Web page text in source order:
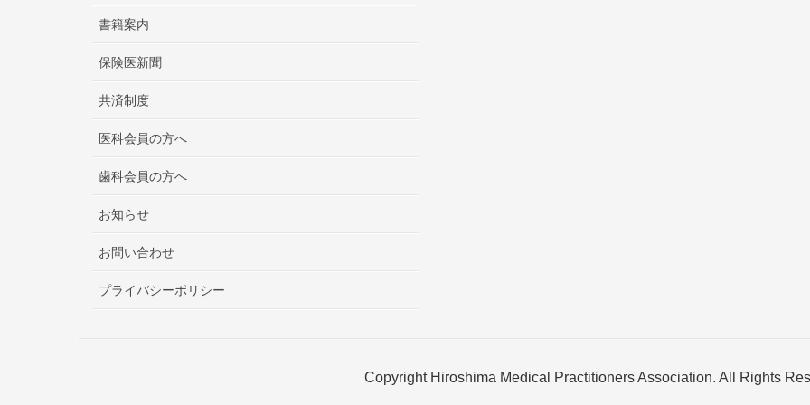
書籍案内
保険医新聞
共済制度
医科会員の方へ
歯科会員の方へ
お知らせ
お問い合わせ
プライバシーポリシー
Copyright Hiroshima Medical Practitioners Association. All Rights